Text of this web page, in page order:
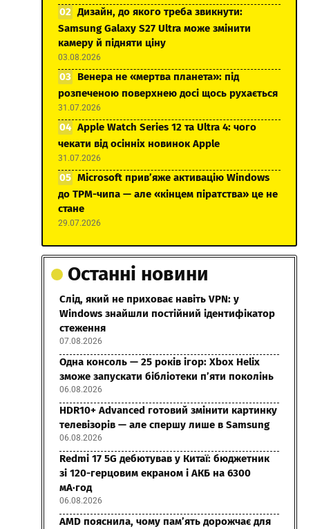
Дизайн, до якого треба звикнути:
Samsung Galaxy S27 Ultra може змінити
камеру й підняти ціну
03.08.2026
Венера не «мертва планета»: під
розпеченою поверхнею досі щось рухається
31.07.2026
Apple Watch Series 12 та Ultra 4: чого
чекати від осінніх новинок Apple
31.07.2026
Microsoft прив’яже активацію Windows
до TPM-чипа — але «кінцем піратства» це не
стане
29.07.2026
Останні новини
Слід, який не приховає навіть VPN: у
Windows знайшли постійний ідентифікатор
стеження
07.08.2026
Одна консоль — 25 років ігор: Xbox Helix
зможе запускати бібліотеки п’яти поколінь
06.08.2026
HDR10+ Advanced готовий змінити картинку
телевізорів — але спершу лише в Samsung
06.08.2026
Redmi 17 5G дебютував у Китаї: бюджетник
зі 120-герцовим екраном і АКБ на 6300
мА·год
06.08.2026
AMD пояснила, чому пам’ять дорожчає для